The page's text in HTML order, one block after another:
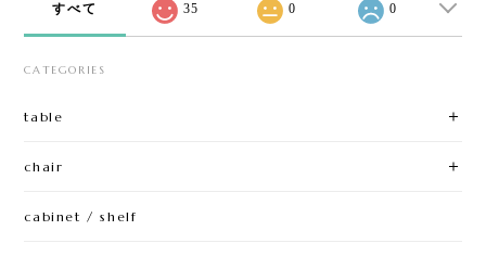
すべて 35 0 0
CATEGORIES
table
chair
cabinet / shelf